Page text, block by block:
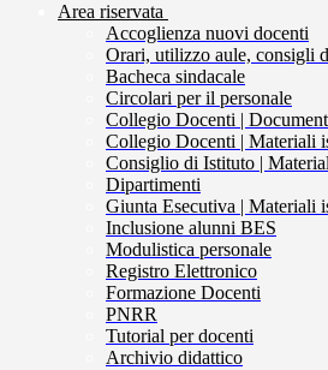
Area riservata
Accoglienza nuovi docenti
Orari, utilizzo aule, consigli
Bacheca sindacale
Circolari per il personale
Collegio Docenti |
Collegio Docenti | Materiali
Consiglio di Istituto |
Dipartimenti
Giunta Esecutiva | Materiali
Inclusione alunni BES
Modulistica personale
Registro Elettronico
Formazione Docenti
PNRR
Tutorial per docenti
Archivio didattico